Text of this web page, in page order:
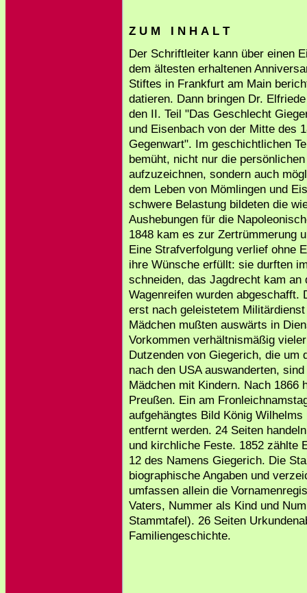
Z U M I N H A L T
Der Schriftleiter kann über einen
dem ältesten erhaltenen
Stiftes in Frankfurt am Main
datieren. Dann bringen Dr.
den II. Teil "Das Geschlecht
und Eisenbach von der Mitte des
Gegenwart". Im geschichtlichen
bemüht, nicht nur die
aufzuzeichnen, sondern auch
dem Leben von Mömlingen und
schwere Belastung bildeten die
Aushebungen für die
1848 kam es zur Zertrümmerung
Eine Strafverfolgung verlief ohne
ihre Wünsche erfüllt: sie durften
schneiden, das Jagdrecht kam an
Wagenreifen wurden abgeschafft.
erst nach geleistetem
Mädchen mußten auswärts in
Vorkommen verhältnismäßig
Dutzenden von Giegerich, die um
nach den USA auswanderten,
Mädchen mit Kindern. Nach 1866
Preußen. Ein am
aufgehängtes Bild König
entfernt werden. 24 Seiten
und kirchliche Feste. 1852 zählte
12 des Namens Giegerich. Die
biographische Angaben und
umfassen allein die
Vaters, Nummer als Kind und
Stammtafel). 26 Seiten
Familiengeschichte.